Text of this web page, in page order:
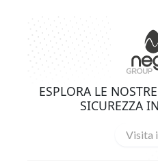
ESPLORA LE
SICUREZZA
Visita